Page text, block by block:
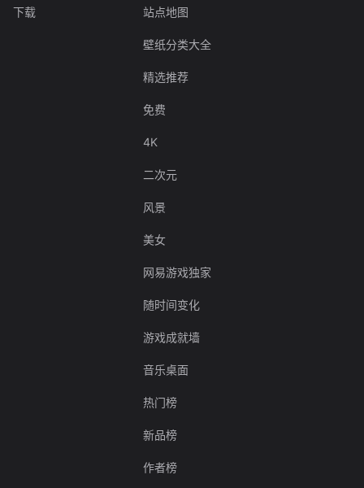
下载 站点地图
壁纸分类大全
精选推荐
免费
4K
二次元
风景
美女
网易游戏独家
随时间变化
游戏成就墙
音乐桌面
热门榜
新品榜
作者榜